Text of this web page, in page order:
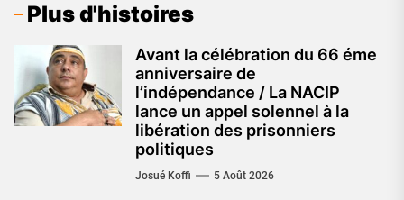
Plus d'histoires
Avant la célébration du 66 éme
anniversaire de
l’indépendance / La NACIP
lance un appel solennel à la
libération des prisonniers
politiques
Josué Koffi 5 Août 2026